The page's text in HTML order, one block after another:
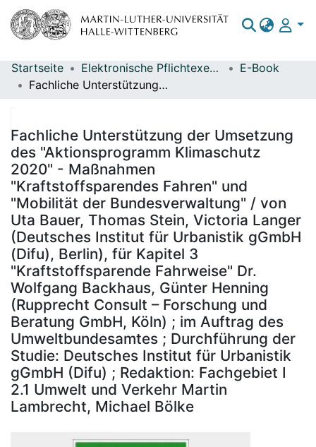
Bereiche & Sammlungen
Statistiken
Startseite Elektronische Pflichtexemplare
E-Book
Fachliche Unterstützung der Umsetzung des "Aktionsprogramm Klimaschutz 2020" - Maßnahmen "Kraftstoffsparendes Fahren" und "Mobilität der Bundesverwaltung" / von Uta Bauer, Thomas Stein, Victoria Langer (Deutsches Institut für Urbanistik gGmbH (Difu), Berlin), für Kapitel 3 "Kraftstoffsparende Fahrweise" Dr. Wolfgang Backhaus, Günter Henning (Rupprecht Consult – Forschung und Beratung GmbH, Köln) ; im Auftrag des Umweltbundesamtes ; Durchführung der Studie: Deutsches Institut für Urbanistik gGmbH (Difu) ; Redaktion: Fachgebiet I 2.1 Umwelt und Verkehr Martin Lambrecht, Michael Bölke
Fachliche Unterstützung der Umsetzung
des "Aktionsprogramm Klimaschutz
2020" - Maßnahmen
"Kraftstoffsparendes Fahren" und
"Mobilität der Bundesverwaltung" / von
Uta Bauer, Thomas Stein, Victoria Langer
(Deutsches Institut für Urbanistik gGmbH
(Difu), Berlin), für Kapitel 3
"Kraftstoffsparende Fahrweise" Dr.
Wolfgang Backhaus, Günter Henning
(Rupprecht Consult – Forschung und
Beratung GmbH, Köln) ; im Auftrag des
Umweltbundesamtes ; Durchführung der
Studie: Deutsches Institut für Urbanistik
gGmbH (Difu) ; Redaktion: Fachgebiet I
2.1 Umwelt und Verkehr Martin
Lambrecht, Michael Bölke